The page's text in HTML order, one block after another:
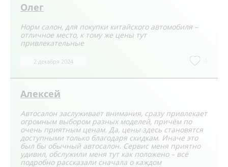
Олег
Норм салон, для покупки китайского автомобиля –
отличное место, к тому же цены тут
привлекательные
2 декабря 2024
Алексей
Автосалон заслуживает внимания, сразу привлекает
огромным выбором разных моделей, причём по
очень приятным ценам. Да, цены здесь становятся
доступными только благодаря скидкам. Иначе это
был бы обычный автосалон. Сервис меня приятно
удивил, обслужили меня тут как положено – всё
подробно рассказали сначала о каждом